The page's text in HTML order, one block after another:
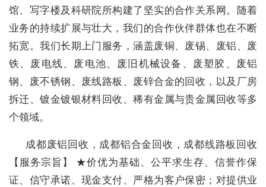
馆、写字楼及科研院所构建了坚实的合作关系网。随着
业务的持续扩展与壮大，我们的合作伙伴群体也在不断
拓宽。我们长期上门服务，涵盖废铜、废锡、废铝、废
铁、废电线、废电池、废旧机械设备、废塑胶、废铝
钢、废不锈钢、废线路板、废锌合金的回收，以及厂房
拆迁、镀金镀银材料回收、稀有金属与贵金属回收等多
个领域。
成都废铝回收，成都铝合金回收，成都线路板回收
【服务宗旨】 ★价优为基础、公平求生存、信誉作保
证、信守承诺、现金支付、严格为客户保密；对提供业